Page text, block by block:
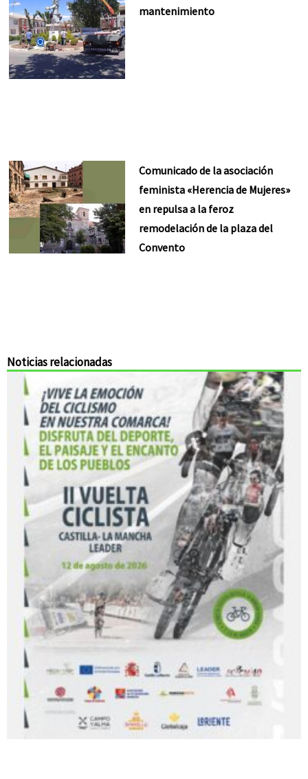
mantenimiento
Comunicado de la asociación
feminista «Herencia de Mujeres»
en repulsa a la feroz
remodelación de la plaza del
Convento
Noticias relacionadas